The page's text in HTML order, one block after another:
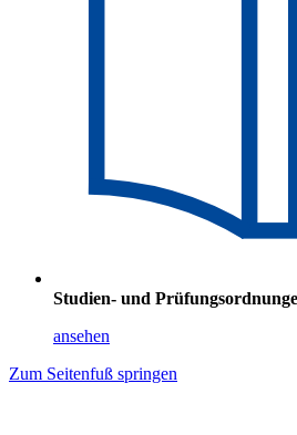
Studien- und
ansehen
Zum Seitenfuß springen